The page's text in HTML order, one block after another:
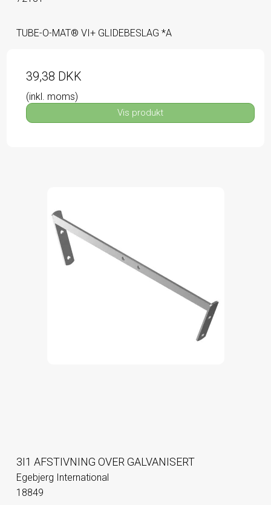
TUBE-O-MAT® VI+ GLIDEBESLAG *A
39,38 DKK
(inkl. moms)
Vis produkt
3I1 AFSTIVNING OVER GALVANISERT
Egebjerg International
18849